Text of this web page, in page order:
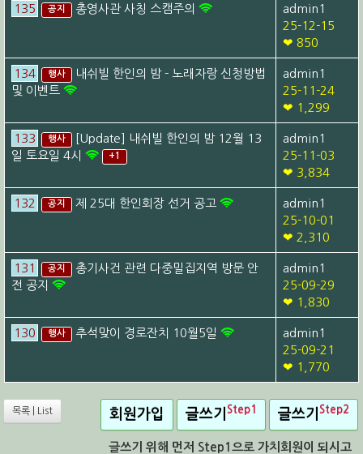
135 공지 총영사관 사칭 스캠주의
admin1
25-12-15
❤ 850
134 행사
내쉬빌 한인의 밤 - 노래자랑 신청방법
및 이벤트
admin1
25-11-24
❤ 1,299
133 행사
[Update] 내쉬빌 한인의 밤 12월 13
일 토요일 4시
+1
admin1
25-11-03
❤ 3,834
132 공지 제 25대 한인회장 선거 공고
admin1
25-10-01
❤ 2,310
131 공지
총기사건 관련 다중밀집지역 방문 안
전 공지
admin1
25-09-29
❤ 1,830
130 행사 추석맞이 경로잔치 10월5일
admin1
25-09-21
❤ 1,770
목록 | List 회원가입 글쓰기 Step1 글쓰기 Step2
글쓰기 위해 먼저 Step1으로 가치회원이 되시고